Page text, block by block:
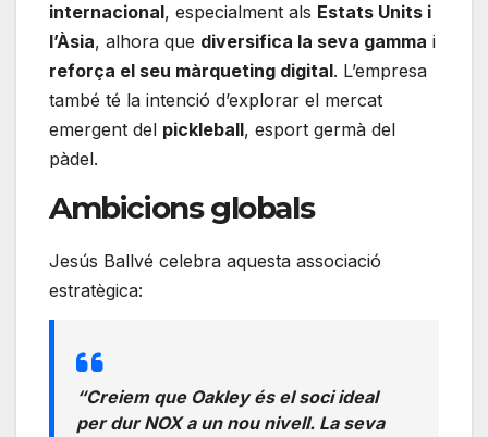
internacional, especialment als Estats Units i
l’Àsia, alhora que diversifica la seva gamma i
reforça el seu màrqueting digital. L’empresa
també té la intenció d’explorar el mercat
emergent del pickleball, esport germà del
pàdel.
Ambicions globals
Jesús Ballvé celebra aquesta associació
estratègica:
“Creiem que Oakley és el soci ideal
per dur NOX a un nou nivell. La seva